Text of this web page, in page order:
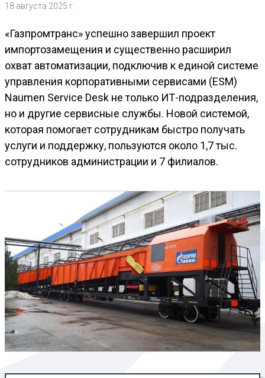
18 августа 2025 г.
«Газпромтранс» успешно завершил проект
импортозамещения и существенно расширил
охват автоматизации, подключив к единой системе
управления корпоративными сервисами (ESM)
Naumen Service Desk не только ИТ-подразделения,
но и другие сервисные службы. Новой системой,
которая помогает сотрудникам быстро получать
услуги и поддержку, пользуются около 1,7 тыс.
сотрудников администрации и 7 филиалов.